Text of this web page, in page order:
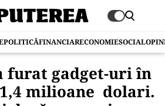
POLITICĂFINANCIARECONOMIESOCIAL
furat gadget-uri în
milioane dolari.